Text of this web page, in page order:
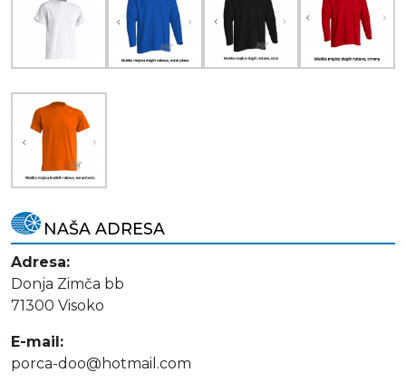
NAŠA ADRESA
Adresa:
Donja Zimča bb
71300 Visoko
E-mail:
porca-doo@hotmail.com